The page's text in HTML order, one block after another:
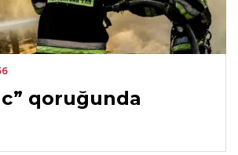
qoruğunda